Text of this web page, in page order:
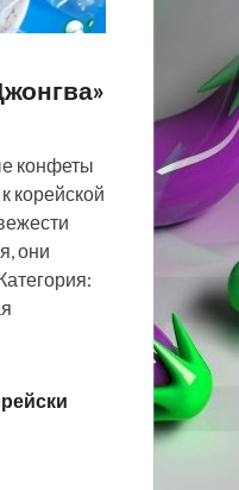
конфеты
корейской
они